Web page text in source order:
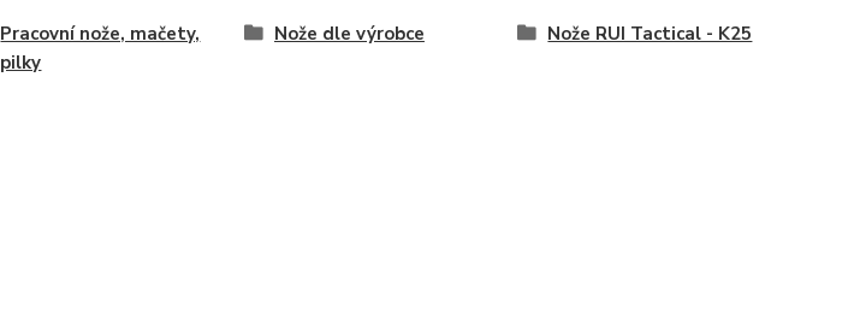
Pracovní nože, mačety,
pilky
Nože dle výrobce Nože RUI Tactical - K25